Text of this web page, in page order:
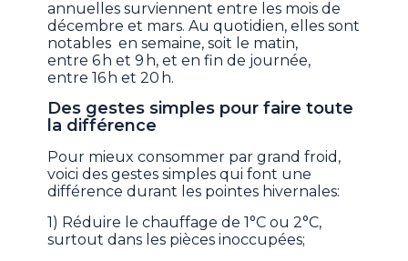
annuelles surviennent entre les mois de
décembre et mars. Au quotidien, elles sont
notables en semaine, soit le matin,
entre 6 h et 9 h, et en fin de journée,
entre 16 h et 20 h.
Des gestes simples pour faire toute
la différence
Pour mieux consommer par grand froid,
voici des gestes simples qui font une
différence durant les pointes hivernales:
1) Réduire le chauffage de 1°C ou 2°C,
surtout dans les pièces inoccupées;